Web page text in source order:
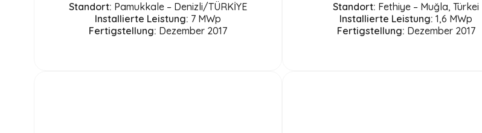
Standort: Pamukkale – Denizli/TÜRKİYE
Installierte Leistung: 7 MWp
Fertigstellung: Dezember 2017
Standort: Fethiye – Muğla, Türkei
Installierte Leistung: 1,6 MWp
Fertigstellung: Dezember 2017